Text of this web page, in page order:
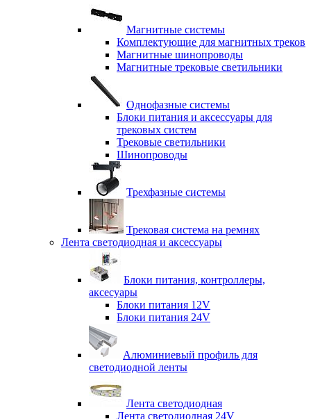
Магнитные системы
Комплектующие для магнитных треков
Магнитные шинопроводы
Магнитные трековые светильники
Однофазные системы
Блоки питания и аксессуары для
трековых систем
Трековые светильники
Шинопроводы
Трехфазные системы
Трековая система на ремнях
Лента светодиодная и аксессуары
Блоки питания, контроллеры,
аксесуары
Блоки питания 12V
Блоки питания 24V
Алюминиевый профиль для
светодиодной ленты
Лента светодиодная
Лента светодиодная 24V